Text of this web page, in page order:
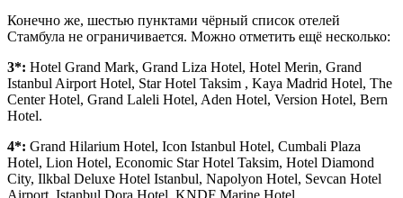
Конечно же, шестью пунктами чёрный список отелей
Стамбула не ограничивается. Можно отметить ещё несколько:
3*: Hotel Grand Mark, Grand Liza Hotel, Hotel Merin, Grand
Istanbul Airport Hotel, Star Hotel Taksim , Kaya Madrid Hotel, The
Center Hotel, Grand Laleli Hotel, Aden Hotel, Version Hotel, Bern
Hotel.
4*: Grand Hilarium Hotel, Icon Istanbul Hotel, Cumbali Plaza
Hotel, Lion Hotel, Economic Star Hotel Taksim, Hotel Diamond
City, Ilkbal Deluxe Hotel Istanbul, Napolyon Hotel, Sevcan Hotel
Airport, Istanbul Dora Hotel, KNDF Marine Hotel.